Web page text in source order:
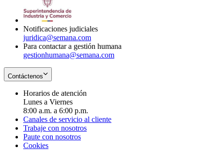
Notificaciones judiciales
juridica@semana.com
Para contactar a gestión humana
gestionhumana@semana.com
Contáctenos
Horarios de atención
Lunes a Viernes
8:00 a.m. a 6:00 p.m.
Canales de servicio al cliente
Trabaje con nosotros
Paute con nosotros
Cookies